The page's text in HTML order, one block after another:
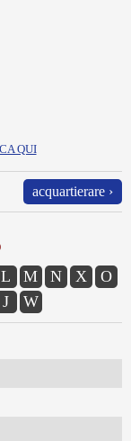
QUI
acquartierare ›
L M N X
O
J W